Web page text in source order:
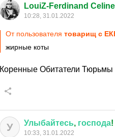
LouiZ-Ferdinand Celine
10:28, 31.01.2022
От пользователя товарищ с
жирные коты
Коренные Обитатели Тюрьмы
У Улыбайтесь, господа!
10:33, 31.01.2022